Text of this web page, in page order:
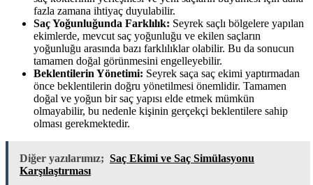
fazla zamana ihtiyaç duyulabilir.
Saç Yoğunluğunda Farklılık: Seyrek saçlı bölgelere yapılan
ekimlerde, mevcut saç yoğunluğu ve ekilen saçların
yoğunluğu arasında bazı farklılıklar olabilir. Bu da sonucun
tamamen doğal görünmesini engelleyebilir.
Beklentilerin Yönetimi: Seyrek saça saç ekimi yaptırmadan
önce beklentilerin doğru yönetilmesi önemlidir. Tamamen
doğal ve yoğun bir saç yapısı elde etmek mümkün
olmayabilir, bu nedenle kişinin gerçekçi beklentilere sahip
olması gerekmektedir.
Diğer yazılarımız; Saç Ekimi ve Saç Simülasyonu
Karşılaştırması